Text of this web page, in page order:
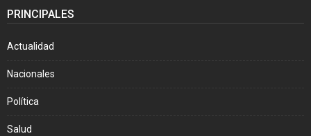
PRINCIPALES
Actualidad
Nacionales
Política
Salud